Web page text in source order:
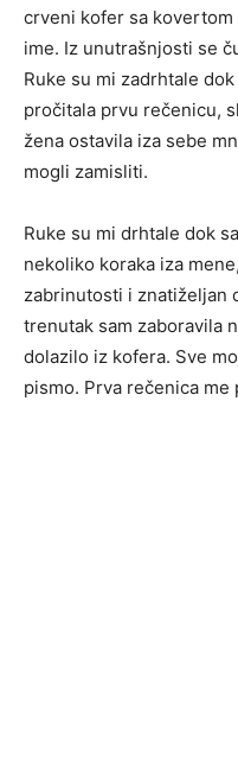
crveni kofer sa
ime. Iz unutrašnjosti se
Ruke su mi zadrhtale
pročitala prvu rečenicu,
žena ostavila iza sebe
mogli zamisliti.
Ruke su mi drhtale dok
nekoliko koraka iza
zabrinutosti i znatiželjan
trenutak sam zaboravila
dolazilo iz kofera. Sve
pismo. Prva rečenica me